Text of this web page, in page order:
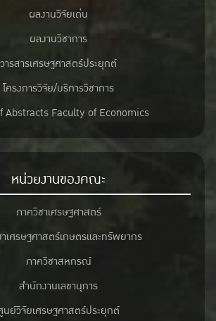
ผลงานวิจัยเด่น
ผลงานวิชาการ
วารสารเศรษฐศาสตร์ประยุกต์
โครงการวิจัย/บริการวิชาการ
Abstracts Faculty of Economics
หน่วยงานของคณะ
ภาควิชาเศรษฐศาสตร์
เศรษฐศาสตร์เกษตรและทรัพยากร
ภาควิชาสหกรณ์
สำนักงานเลขานุการ
นย์วิจัยเศรษฐศาสตร์ประยุกต์